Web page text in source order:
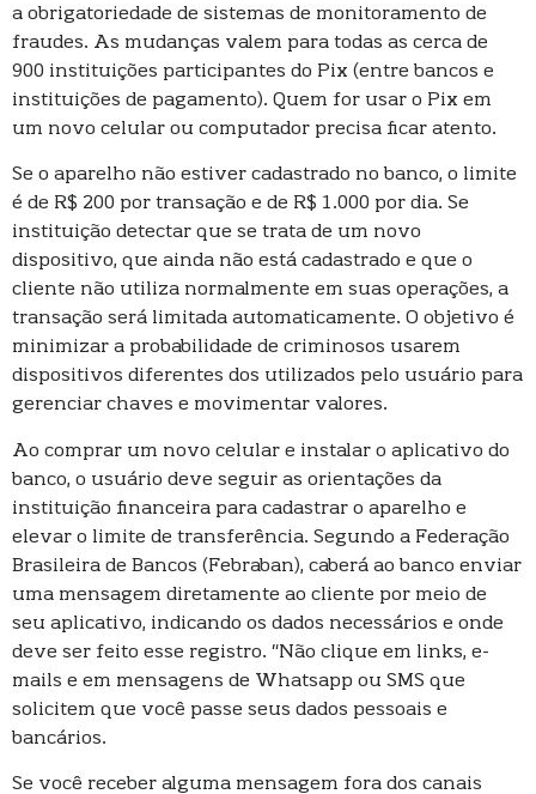
a obrigatoriedade de sistemas de monitoramento de
fraudes. As mudanças valem para todas as cerca de
900 instituições participantes do Pix (entre bancos e
instituições de pagamento). Quem for usar o Pix em
um novo celular ou computador precisa ficar atento.
Se o aparelho não estiver cadastrado no banco, o limite
é de R$ 200 por transação e de R$ 1.000 por dia. Se
instituição detectar que se trata de um novo
dispositivo, que ainda não está cadastrado e que o
cliente não utiliza normalmente em suas operações, a
transação será limitada automaticamente. O objetivo é
minimizar a probabilidade de criminosos usarem
dispositivos diferentes dos utilizados pelo usuário para
gerenciar chaves e movimentar valores.
Ao comprar um novo celular e instalar o aplicativo do
banco, o usuário deve seguir as orientações da
instituição financeira para cadastrar o aparelho e
elevar o limite de transferência. Segundo a Federação
Brasileira de Bancos (Febraban), caberá ao banco enviar
uma mensagem diretamente ao cliente por meio de
seu aplicativo, indicando os dados necessários e onde
deve ser feito esse registro. “Não clique em links, e-
mails e em mensagens de Whatsapp ou SMS que
solicitem que você passe seus dados pessoais e
bancários.
Se você receber alguma mensagem fora dos canais